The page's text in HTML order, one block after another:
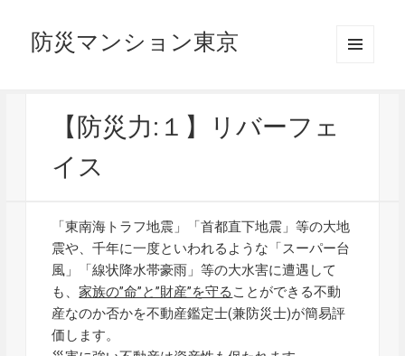
防災マンション東京
【防災力:１】リバーフェ
イス
「東南海トラフ地震」「首都直下地震」等の大地
震や、千年に一度といわれるような「スーパー台
風」「線状降水帯豪雨」等の大水害に遭遇して
も、家族の”命”と”財産”を守る ことができる不動
産なのか否かを不動産鑑定士(兼防災士)が簡易評
価します。